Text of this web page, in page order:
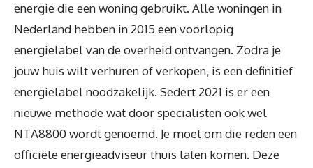
energie die een woning gebruikt. Alle woningen in
Nederland hebben in 2015 een voorlopig
energielabel van de overheid ontvangen. Zodra je
jouw huis wilt verhuren of verkopen, is een definitief
energielabel noodzakelijk. Sedert 2021 is er een
nieuwe methode wat door specialisten ook wel
NTA8800 wordt genoemd. Je moet om die reden een
officiële energieadviseur thuis laten komen. Deze